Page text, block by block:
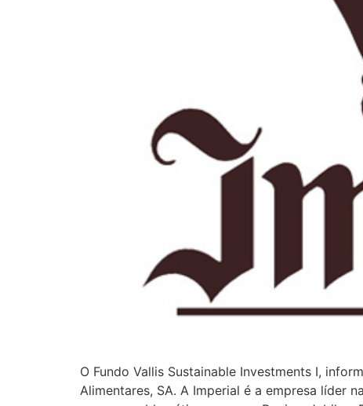
O Fundo Vallis Sustainable Investments I,
Alimentares, SA. A Imperial é a empresa líder